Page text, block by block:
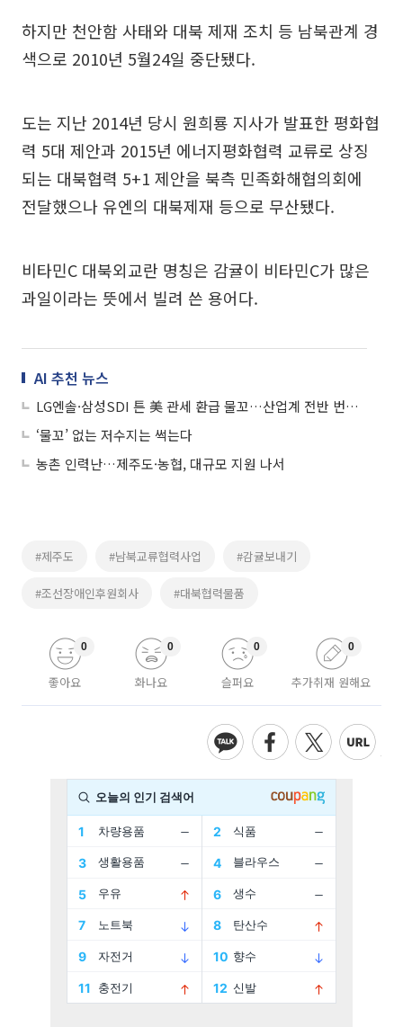
하지만 천안함 사태와 대북 제재 조치 등 남북관계 경
색으로 2010년 5월24일 중단됐다.
도는 지난 2014년 당시 원희룡 지사가 발표한 평화협
력 5대 제안과 2015년 에너지평화협력 교류로 상징
되는 대북협력 5+1 제안을 북측 민족화해협의회에
전달했으나 유엔의 대북제재 등으로 무산됐다.
비타민C 대북외교란 명칭은 감귤이 비타민C가 많은
과일이라는 뜻에서 빌려 쓴 용어다.
AI 추천 뉴스
LG엔솔·삼성SDI 튼 美 관세 환급 물꼬…산업계 전반 번지나
‘물꼬’ 없는 저수지는 썩는다
농촌 인력난…제주도·농협, 대규모 지원 나서
#제주도 #남북교류협력사업 #감귤보내기
#조선장애인후원회사 #대북협력물품
좋아요
0
화나요
0
슬퍼요
0
추가취재 원해요
0